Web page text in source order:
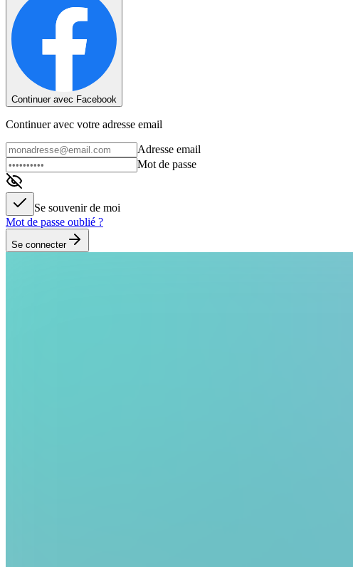
Continuer avec Facebook
Continuer avec votre adresse email
Adresse email
Mot de passe
Se souvenir de moi
Mot de passe oublié ?
Se connecter